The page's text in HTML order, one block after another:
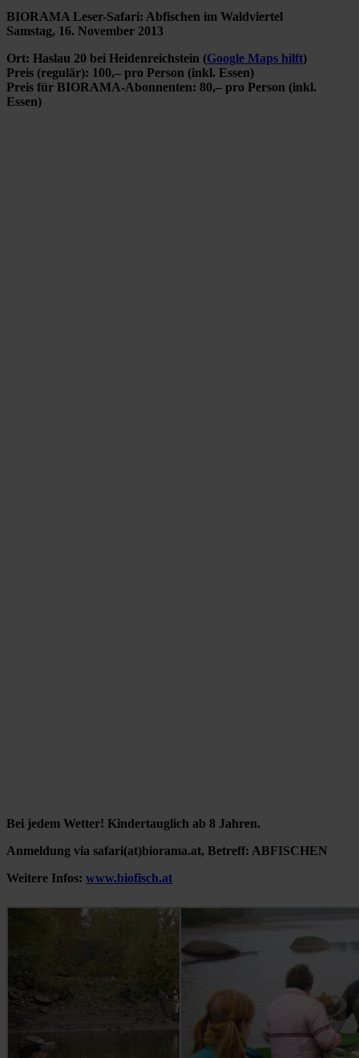
BIORAMA Leser-Safari: Abfischen im Waldviertel
Samstag, 16. November 2013
Ort: Haslau 20 bei Heidenreichstein (Google Maps hilft)
Preis (regulär): 100,– pro Person (inkl. Essen)
Preis für BIORAMA-Abonnenten: 80,– pro Person (inkl.
Essen)
Bei jedem Wetter! Kindertauglich ab 8 Jahren.
Anmeldung via safari(at)biorama.at, Betreff: ABFISCHEN
Weitere Infos: www.biofisch.at